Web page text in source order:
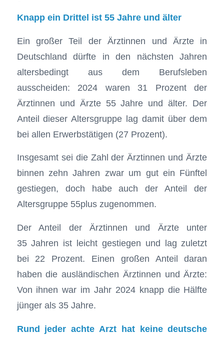
Knapp ein Drittel ist 55 Jahre und älter
Ein großer Teil der Ärztinnen und Ärzte in
Deutschland dürfte in den nächsten Jahren
altersbedingt aus dem Berufsleben
ausscheiden: 2024 waren 31 Prozent der
Ärztinnen und Ärzte 55 Jahre und älter. Der
Anteil dieser Altersgruppe lag damit über dem
bei allen Erwerbstätigen (27 Prozent).
Insgesamt sei die Zahl der Ärztinnen und Ärzte
binnen zehn Jahren zwar um gut ein Fünftel
gestiegen, doch habe auch der Anteil der
Altersgruppe 55plus zugenommen.
Der Anteil der Ärztinnen und Ärzte unter
35 Jahren ist leicht gestiegen und lag zuletzt
bei 22 Prozent. Einen großen Anteil daran
haben die ausländischen Ärztinnen und Ärzte:
Von ihnen war im Jahr 2024 knapp die Hälfte
jünger als 35 Jahre.
Rund jeder achte Arzt hat keine deutsche